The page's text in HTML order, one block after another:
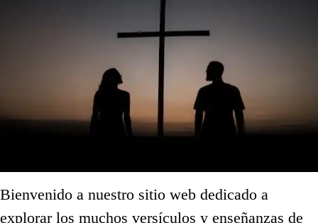
Bienvenido a nuestro sitio web dedicado a
explorar los muchos versículos y enseñanzas de